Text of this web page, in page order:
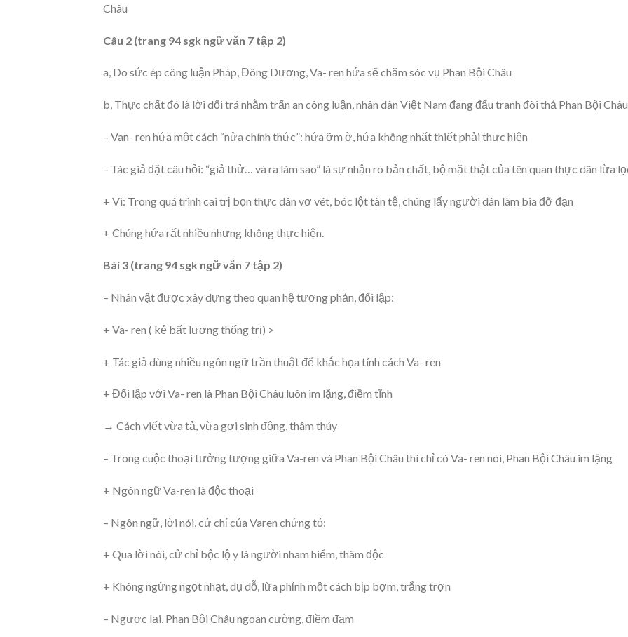
Châu
Câu 2 (trang 94 sgk ngữ văn 7 tập 2)
a, Do sức ép công luận Pháp, Đông Dương, Va- ren hứa sẽ chăm sóc vụ Phan Bội Châu
b, Thực chất đó là lời dối trá nhằm trấn an công luận, nhân dân Việt Nam đang đấu tranh đòi thả Phan Bội Châu
– Van- ren hứa một cách “nửa chính thức”: hứa ỡm ờ, hứa không nhất thiết phải thực hiện
– Tác giả đặt câu hỏi: “giả thử… và ra làm sao” là sự nhận rõ bản chất, bộ mặt thật của tên quan thực dân lừa
+ Vì: Trong quá trình cai trị bọn thực dân vơ vét, bóc lột tàn tệ, chúng lấy người dân làm bia đỡ đạn
+ Chúng hứa rất nhiều nhưng không thực hiện.
Bài 3 (trang 94 sgk ngữ văn 7 tập 2)
– Nhân vật được xây dựng theo quan hệ tương phản, đối lập:
+ Va- ren ( kẻ bất lương thống trị) >
+ Tác giả dùng nhiều ngôn ngữ trần thuật để khắc họa tính cách Va- ren
+ Đối lập với Va- ren là Phan Bội Châu luôn im lặng, điềm tĩnh
→ Cách viết vừa tả, vừa gợi sinh động, thâm thúy
– Trong cuộc thoại tưởng tượng giữa Va-ren và Phan Bội Châu thì chỉ có Va- ren nói, Phan Bội Châu im lặng
+ Ngôn ngữ Va-ren là độc thoại
– Ngôn ngữ, lời nói, cử chỉ của Varen chứng tỏ:
+ Qua lời nói, cử chỉ bộc lộ y là người nham hiểm, thâm độc
+ Không ngừng ngọt nhạt, dụ dỗ, lừa phỉnh một cách bịp bợm, trắng trợn
– Ngược lại, Phan Bội Châu ngoan cường, điềm đạm